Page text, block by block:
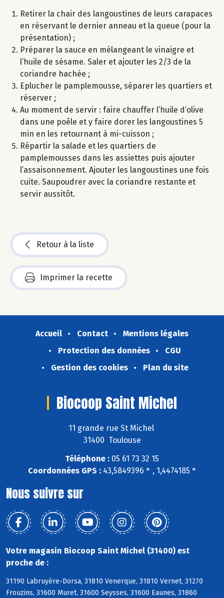
Retirer la chair des langoustines de leurs carapaces
en réservant le dernier anneau et la queue (pour la
présentation) ;
Préparer la sauce en mélangeant le vinaigre et
l’huile de sésame. Saler et ajouter les 2/3 de la
coriandre hachée ;
Eplucher le pamplemousse, séparer les quartiers et
réserver ;
Au moment de servir : faire chauffer l’huile d’olive
dans une poêle et y faire dorer les langoustines 5
min en les retournant à mi-cuisson ;
Répartir la salade et les quartiers de
pamplemousses dans les assiettes puis ajouter
l’assaisonnement. Ajouter les langoustines une fois
cuite. Saupoudrer avec la coriandre restante et
servir aussitôt.
Retour à la liste
Imprimer la recette
Accueil Contact
Mentions légales
Protection des données
CGU
Gestion des cookies
Plan du site
Biocoop Saint Michel
11 grande rue St Michel
31400 Toulouse
Téléphone : 05 61 73 32 15
Coordonnées GPS :43,5849396 ° , 1,4474185 °
Nous suivre sur
Votre magasin Biocoop Saint Michel (31400) est
proche de :
31190 Labruyère-Dorsa, 31810 Venerque, 31810 Vernet, 31270
Frouzins, 31600 Muret, 31600 Seysses, 31600 Eaunes, 31860